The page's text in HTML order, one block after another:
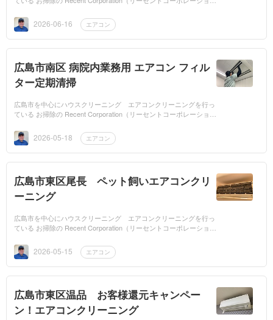
ター様からノー...
2026-06-16 エアコン
広島市南区 病院内業務用 エアコン フィル
ター定期清掃
広島市を中心にハウスクリーニング エアコンクリーニングを行っ
ている お掃除の Recent Corporation（リーセントコーポレーショ
清掃を行って来ま...
2026-05-18 エアコン
広島市東区尾長 ペット飼いエアコンクリ
ーニング
広島市を中心にハウスクリーニング エアコンクリーニングを行っ
ている お掃除の Recent Corporation（リーセントコーポレーショ
お住いのお客様...
2026-05-15 エアコン
広島市東区温品 お客様還元キャンペー
ン！エアコンクリーニング